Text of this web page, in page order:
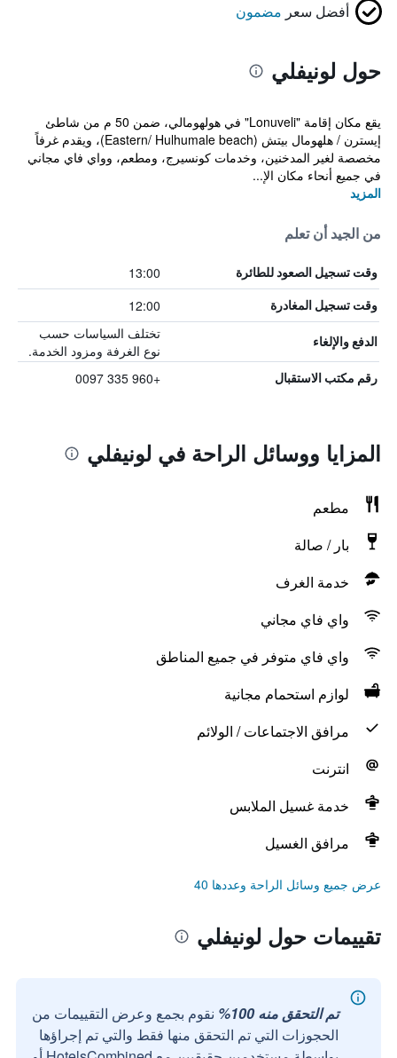
أفضل سعر مضمون
حول لونيفلي
يقع مكان إقامة "Lonuveli" في هولهومالي، ضمن 50 م من شاطئ
إيسترن / هلهومال بيتش (Eastern/ Hulhumale beach)، ويقدم غرفاً
مخصصة لغير المدخنين، وخدمات كونسيرج، ومطعم، وواي فاي مجاني
في جميع أنحاء مكان الإ...
المزيد
من الجيد أن تعلم
وقت تسجيل الصعود للطائرة 13:00
وقت تسجيل المغادرة 12:00
الدفع والإلغاء
تختلف السياسات حسب
نوع الغرفة ومزود الخدمة.
رقم مكتب الاستقبال +960 335 0097
المزايا ووسائل الراحة في لونيفلي
مطعم
بار / صالة
خدمة الغرف
واي فاي مجاني
واي فاي متوفر في جميع المناطق
لوازم استحمام مجانية
مرافق الاجتماعات / الولائم
انترنت
خدمة غسيل الملابس
مرافق الغسيل
عرض جميع وسائل الراحة وعددها 40
تقييمات حول لونيفلي
تم التحقق منه 100%
نقوم بجمع وعرض التقييمات من
الحجوزات التي تم التحقق منها فقط والتي تم إجراؤها